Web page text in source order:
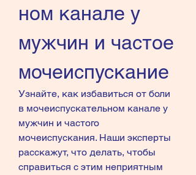
ном канале у
мужчин и частое
мочеиспускание
Узнайте, как избавиться от боли
в мочеиспускательном канале у
мужчин и частого
мочеиспускания. Наши эксперты
расскажут, что делать, чтобы
справиться с этим неприятным